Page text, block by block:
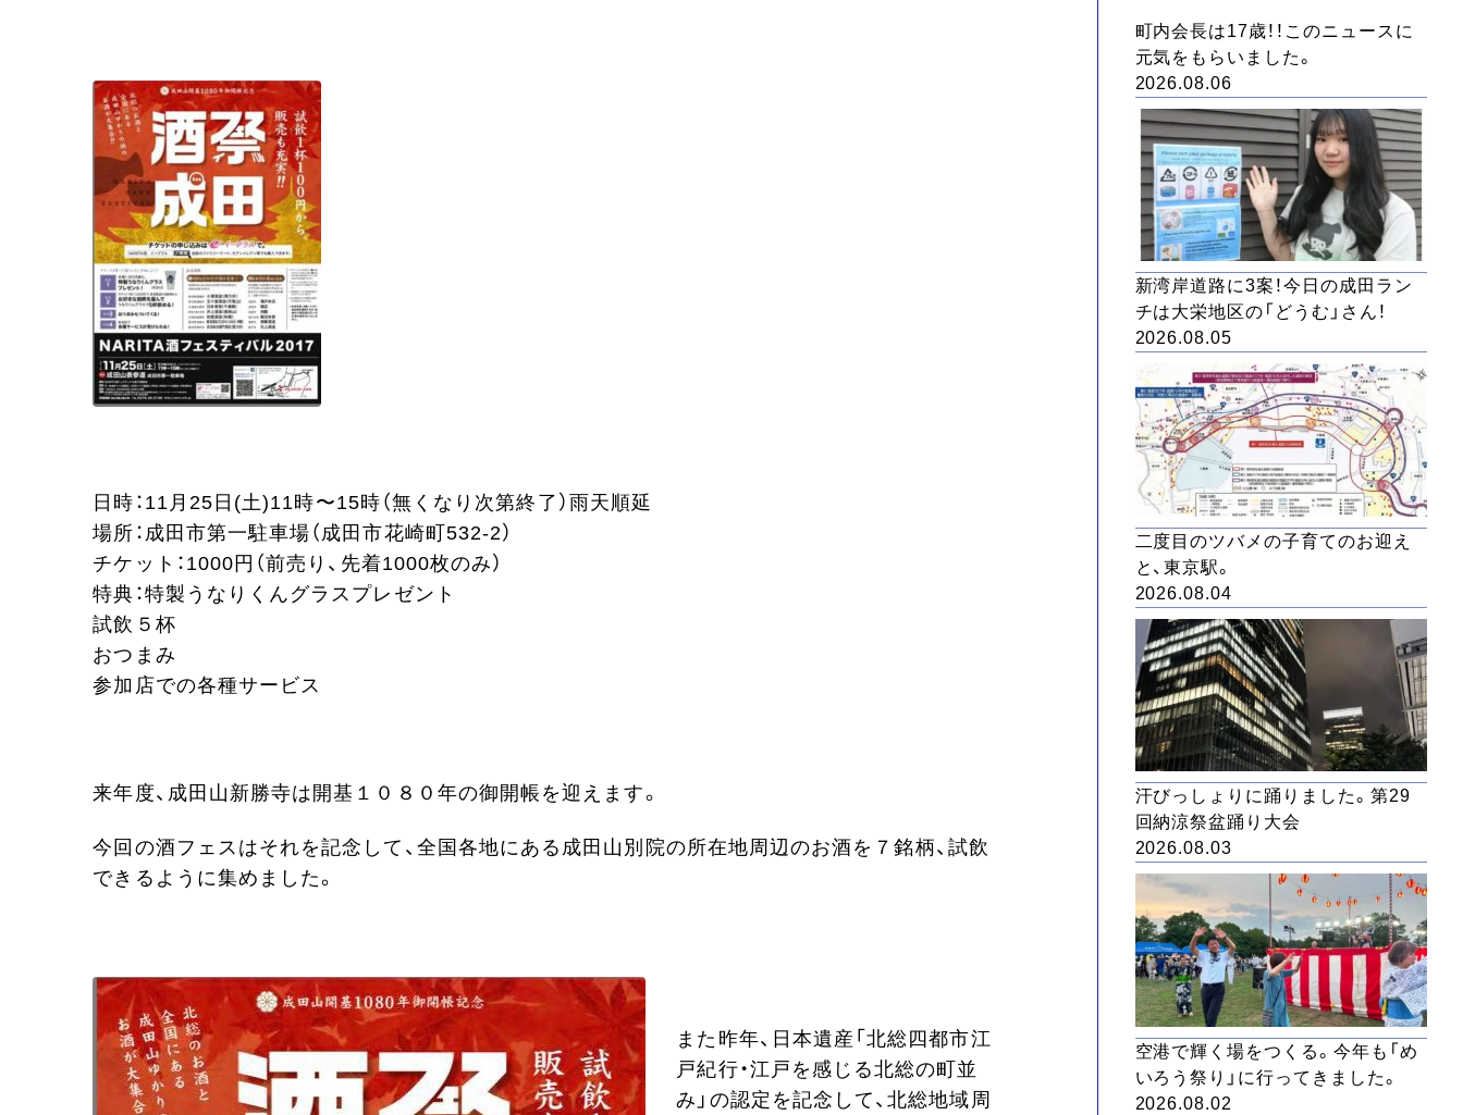
日時：11月25日(土)11時〜15時（無くなり次第終了）雨天順延
場所：成田市第一駐車場（成田市花崎町532-2）
チケット：1000円（前売り、先着1000枚のみ）
特典：特製うなりくんグラスプレゼント
試飲５杯
おつまみ
参加店での各種サービス
来年度、成田山新勝寺は開基１０８０年の御開帳を迎えます。
今回の酒フェスはそれを記念して、全国各地にある成田山別院の所在地周辺のお酒を７銘柄、試飲
できるように集めました。
また昨年、日本遺産「北総四都市江
戸紀行・江戸を感じる北総の町並
み」の認定を記念して、北総地域周
町内会長は17歳！！このニュースに
元気をもらいました。
2026.08.06
新湾岸道路に3案！今日の成田ラン
チは大栄地区の「どうむ」さん！
2026.08.05
二度目のツバメの子育てのお迎え
と、東京駅。
2026.08.04
汗びっしょりに踊りました。第29
回納涼祭盆踊り大会
2026.08.03
空港で輝く場をつくる。今年も「め
いろう祭り」に行ってきました。
2026.08.02